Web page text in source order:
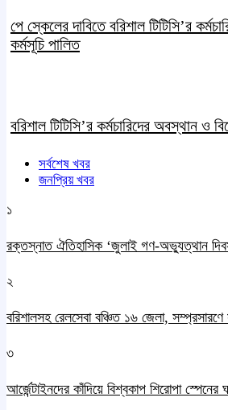
পে স্কেলের দাবিতে বরিশাল টিটিসি’র
কর্মসূচি পালিত
বরিশাল টিটিসি’র কর্মচারিদের অবস্থান ও
সর্বশেষ খবর
জনপ্রিয় খবর
১
রক্তস্নাত ঐতিহাসিক ‌‘জুলাই গণ-অভ্যুত্থান
২
বরিশালসহ রেলসেবা বঞ্চিত ১৬ জেলা,
৩
আর্জেন্টাইনদের কাঁদিয়ে বিশ্বকাপ শিরোপা স্পেনের